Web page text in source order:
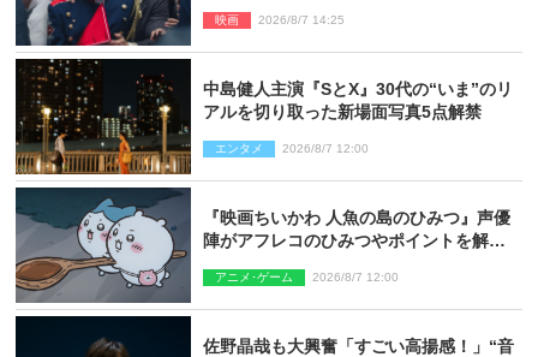
映画 2026/8/7 14:25
中島健人主演『SとX』30代の“いま”のリ
アルを切り取った新場面写真5点解禁
エンタメ 2026/8/7 12:00
『映画ちいかわ 人魚の島のひみつ』声優
陣がアフレコのひみつやポイントを解
アニメ･ゲーム 2026/8/7 12:00
佐野晶哉も大興奮「すごい高揚感！」“音